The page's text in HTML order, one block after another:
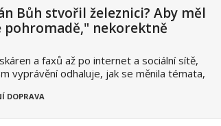
Bůh stvořil železnici? Aby měl
pohromadě," nekorektně
a faxů až po internet a sociální sítě,
vyprávění odhaluje, jak se měnila témata,
DOPRAVA